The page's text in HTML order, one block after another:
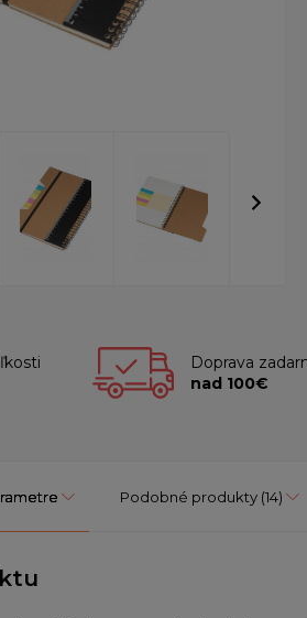
Doprava
nad 100€
Podobné produkty (14)